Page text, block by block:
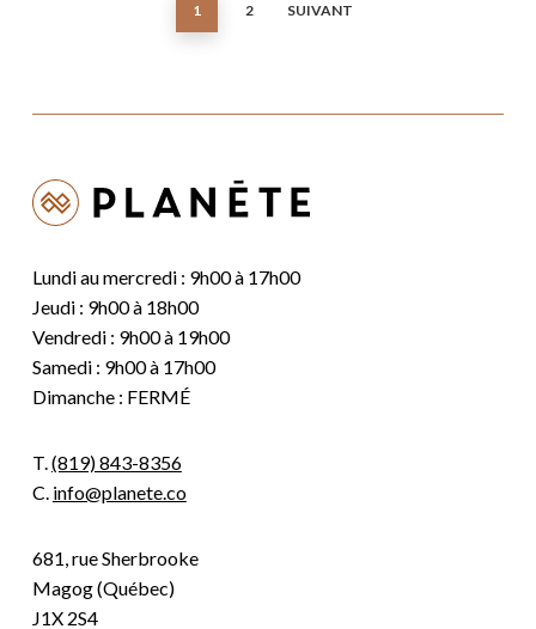
1 2 SUIVANT
Lundi au mercredi : 9h00 à 17h00
Jeudi : 9h00 à 18h00
Vendredi : 9h00 à 19h00
Samedi : 9h00 à 17h00
Dimanche : FERMÉ
T.(819) 843-8356
C. info@planete.co
681, rue Sherbrooke
Magog (Québec)
J1X 2S4